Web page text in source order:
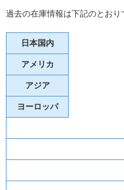
過去の在庫情報は下記のとおり
日本国内
アメリカ
アジア
ヨーロッパ